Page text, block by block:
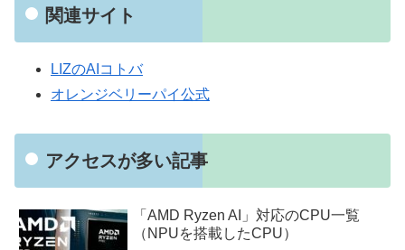
関連サイト
LIZのAIコトバ
オレンジベリーパイ公式
アクセスが多い記事
「AMD Ryzen AI」対応のCPU一覧
（NPUを搭載したCPU）